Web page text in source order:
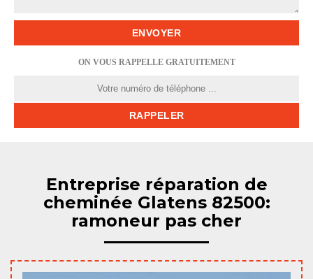
ON VOUS RAPPELLE GRATUITEMENT
Entreprise réparation de
cheminée Glatens 82500:
ramoneur pas cher